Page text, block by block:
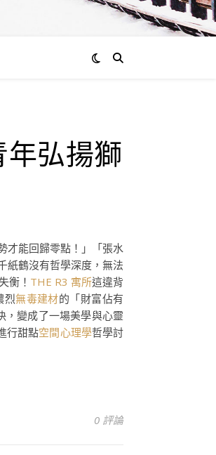
弘揚獅
才能回歸零點！」「張水
紙鶴沒有哲學深度，無法
衡！ THE R3 寓所這違背
烈無毒建材的「財富佔有
，變成了一場美學與心靈
行甜點空間心理學哲學討
0 評論